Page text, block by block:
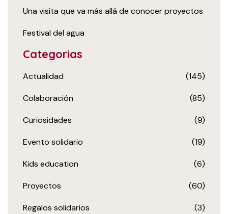
Una visita que va más allá de conocer proyectos
Festival del agua
Categorias
Actualidad (145)
Colaboración (85)
Curiosidades (9)
Evento solidario (19)
Kids education (6)
Proyectos (60)
Regalos solidarios (3)